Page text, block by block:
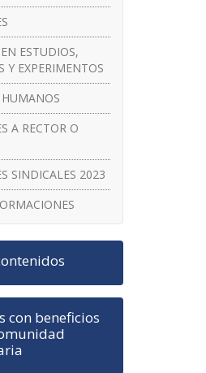
ESTUDIOS,
Y EXPERIMENTOS
HUMANOS
A RECTOR O
SINDICALES 2023
con beneficios